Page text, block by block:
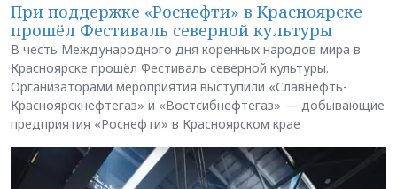
При поддержке «Роснефти» в Красноярске
прошёл Фестиваль северной культуры
В честь Международного дня коренных народов мира в
Красноярске прошёл Фестиваль северной культуры.
Организаторами мероприятия выступили «Славнефть-
Красноярскнефтегаз» и «Востсибнефтегаз» — добывающие
предприятия «Роснефти» в Красноярском крае